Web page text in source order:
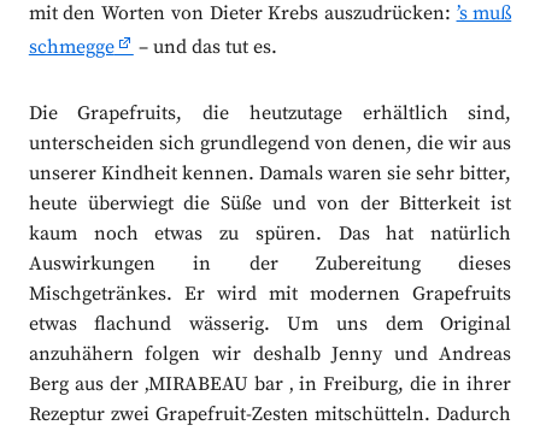
mit den Worten von Dieter Krebs auszudrücken: ’s muß
schmegge
– und das tut es.
Die Grapefruits, die heutzutage erhältlich sind,
unterscheiden sich grundlegend von denen, die wir aus
unserer Kindheit kennen. Damals waren sie sehr bitter,
heute überwiegt die Süße und von der Bitterkeit ist
kaum noch etwas zu spüren. Das hat natürlich
Auswirkungen in der Zubereitung dieses
Mischgetränkes. Er wird mit modernen Grapefruits
etwas flachund wässerig. Um uns dem Original
anzuhähern folgen wir deshalb Jenny und Andreas
Berg aus der ‚MIRABEAU bar ‚ in Freiburg, die in ihrer
Rezeptur zwei Grapefruit-Zesten mitschütteln. Dadurch